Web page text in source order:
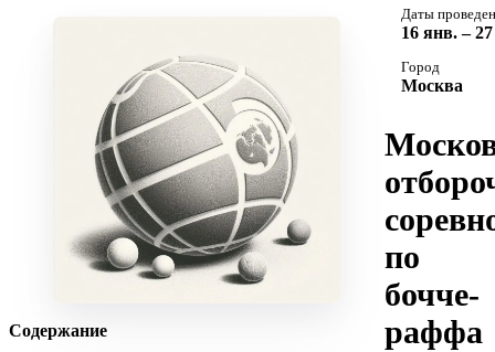
Содержание
Даты
16 янв. –
Город
Москва
по
бочче-
раффа